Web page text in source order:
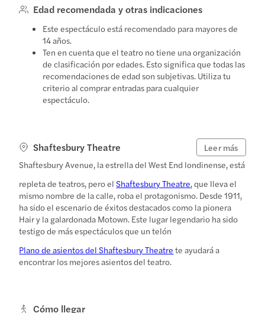
Edad recomendada y otras indicaciones
Este espectáculo está recomendado para mayores de
14 años.
Ten en cuenta que el teatro no tiene una organización
de clasificación por edades. Esto significa que todas las
recomendaciones de edad son subjetivas. Utiliza tu
criterio al comprar entradas para cualquier
espectáculo.
Shaftesbury Theatre
Leer más
Shaftesbury Avenue, la estrella del West End londinense, está
repleta de teatros, pero elShaftesbury Theatre, que lleva el
mismo nombre de la calle, roba el protagonismo. Desde 1911,
ha sido el escenario de éxitos destacados como la pionera
Hair y la galardonada Motown. Este lugar legendario ha sido
testigo de más espectáculos que un telón
Plano de asientos del Shaftesbury Theatre te ayudará a
encontrar los mejores asientos del teatro.
Cómo llegar